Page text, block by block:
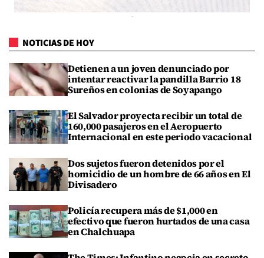
NOTICIAS DE HOY
Detienen a un joven denunciado por
intentar reactivar la pandilla Barrio 18
Sureños en colonias de Soyapango
El Salvador proyecta recibir un total de
160,000 pasajeros en el Aeropuerto
Internacional en este periodo vacacional
Dos sujetos fueron detenidos por el
homicidio de un hombre de 66 años en El
Divisadero
Policía recupera más de $1,000 en
efectivo que fueron hurtados de una casa
en Chalchuapa